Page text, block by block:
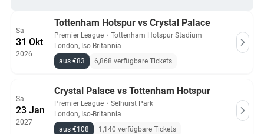
Sa
31 Okt
2026
Tottenham Hotspur vs Crystal Palace
Premier League ・ Tottenham Hotspur Stadium
London, Iso-Britannia
aus €83
6,868 verfügbare Tickets
Sa
23 Jan
2027
Crystal Palace vs Tottenham Hotspur
Premier League ・ Selhurst Park
London, Iso-Britannia
aus €108
1,140 verfügbare Tickets